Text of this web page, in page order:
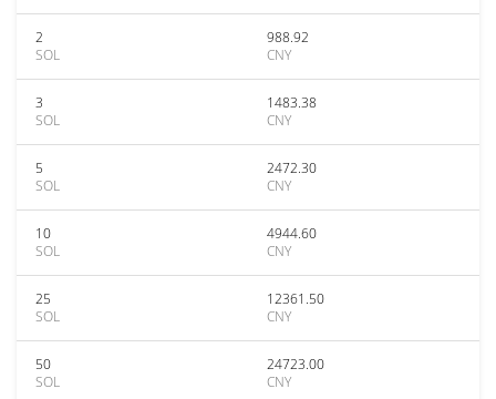
2
SOL
988.92
CNY
3
SOL
1483.38
CNY
5
SOL
2472.30
CNY
10
SOL
4944.60
CNY
25
SOL
12361.50
CNY
50
SOL
24723.00
CNY